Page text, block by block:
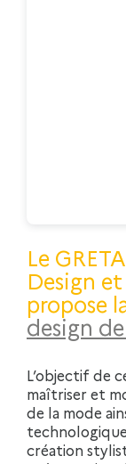
Le
Design
propose
design
L’objectif de
maîtriser et
de la mode
création